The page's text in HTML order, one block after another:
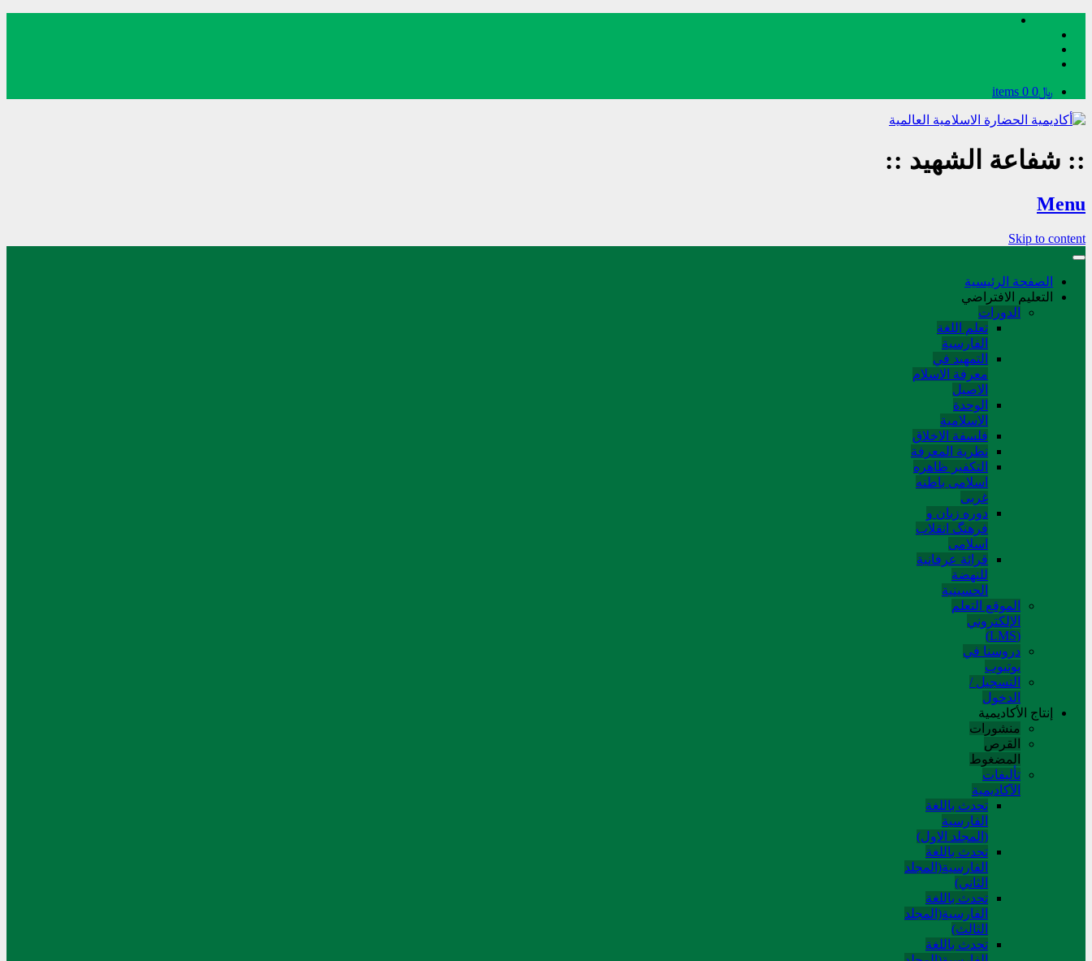
﷼0 0 items
:: شفاعة الشهيد ::
Menu
Skip to content
الصفحة الرئيسية
التعليم الافتراضي
الدورات
تعلم اللغة
الفارسیة
التمهید في
معرفة الاسلام
الاصیل
الوحدة
الاسلامیة
فلسفة الاخلاق
نظریة المعرفة
التکفیر ظاهره
اسلامی باطنه
غربی
دوره زبان و
فرهنگ انقلاب
اسلامی
قرائة عرفانیة
للنهضة
الحسینیة
الموقع التعلم
الإلکتروني
(LMS)
دروسنا في
يوتيوب
التسجيل /
الدخول
إنتاج الأكاديمية
منشورات
القرص
المضغوط
تألیفات
الآکادیمیة
تحدث باللغة
الفارسية
(المجلد الاول)
تحدث باللغة
الفارسية(المجلد
الثاني)
تحدث باللغة
الفارسية(المجلد
الثالث)
تحدث باللغة